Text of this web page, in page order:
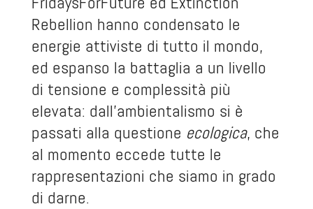
Rebellion hanno condensato le
energie attiviste di tutto il mondo,
ed espanso la battaglia a un livello
di tensione e complessità più
elevata: dall’ambientalismo si è
passati alla questione ecologica, che
al momento eccede tutte le
rappresentazioni che siamo in grado
di darne.